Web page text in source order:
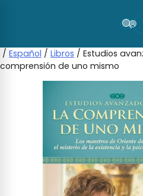
/ Español / Libros / Estudios
comprensión de uno mismo